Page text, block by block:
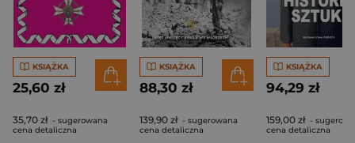
KSIĄŻKA
25,60 zł
35,70 zł - sugerowana
cena detaliczna
KSIĄŻKA
88,30 zł
139,90 zł - sugerowana
cena detaliczna
KSIĄŻKA
94,29 zł
159,00 zł -
cena detaliczna